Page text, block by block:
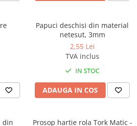
Sense
Papuci deschisi din material
netesut, 3mm
2,55 Lei
TVA inclus
IN STOC
ADAUGA IN COS
din
Prosop hartie rola Tork Matic -